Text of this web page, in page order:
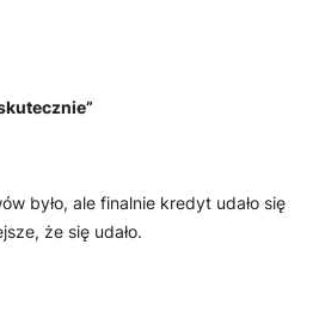
było, ale finalnie kredyt udało się
że się udało.